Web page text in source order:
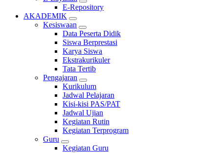
E-Repository
AKADEMIK
Kesiswaan
Data Peserta Didik
Siswa Berprestasi
Karya Siswa
Ekstrakurikuler
Tata Tertib
Pengajaran
Kurikulum
Jadwal Pelajaran
Kisi-kisi PAS/PAT
Jadwal Ujian
Kegiatan Rutin
Kegiatan Terprogram
Guru
Kegiatan Guru